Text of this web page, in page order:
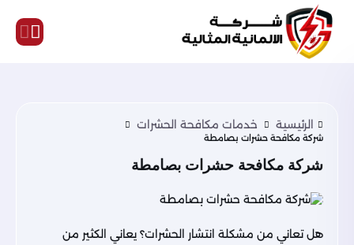
الرئيسية خدمات مكافحة الحشرات
شركة مكافحة حشرات بصامطة
شركة مكافحة حشرات بصامطة
هل تعاني من مشكلة انتشار الحشرات؟ يعاني الكثير من